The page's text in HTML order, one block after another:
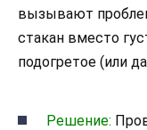
вызывают
стакан вместо
подогретое (или
Решение: